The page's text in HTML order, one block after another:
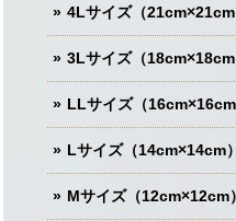
4Lサイズ（21cm×21cm
3Lサイズ（18cm×18cm
LLサイズ（16cm×16cm
Lサイズ（14cm×14cm）
Mサイズ（12cm×12cm）